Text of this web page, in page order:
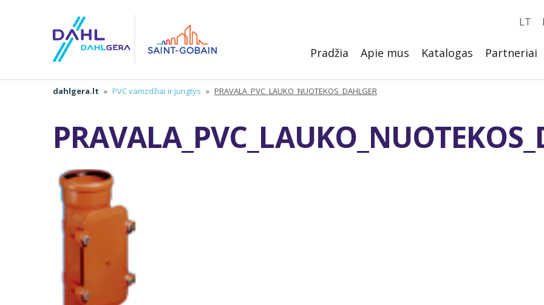
LT
Pradžia Apie mus Katalogas Partneriai
dahlgera.lt » PVC vamzdžiai ir jungtys » PRAVALA_PVC_LAUKO_NUOTEKOS_DAHLGER